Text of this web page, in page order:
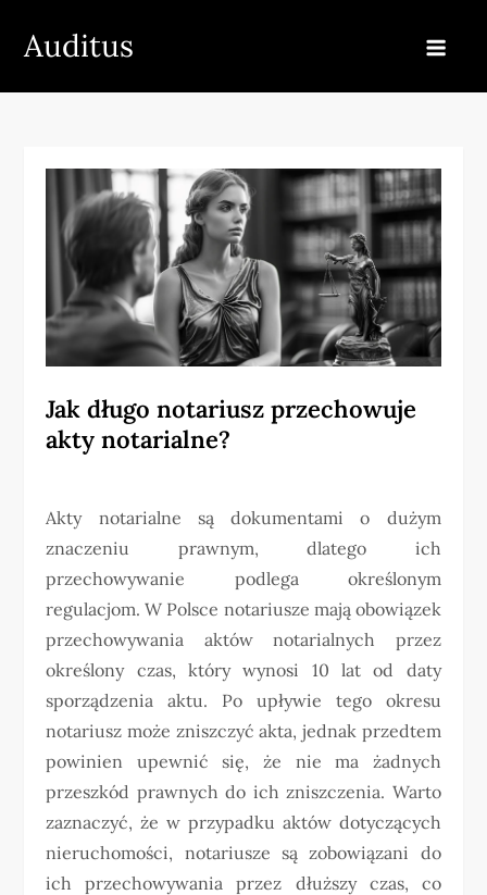
Auditus
Jak długo notariusz przechowuje
akty notarialne?
Akty notarialne są dokumentami o dużym
znaczeniu prawnym, dlatego ich
przechowywanie podlega określonym
regulacjom. W Polsce notariusze mają obowiązek
przechowywania aktów notarialnych przez
określony czas, który wynosi 10 lat od daty
sporządzenia aktu. Po upływie tego okresu
notariusz może zniszczyć akta, jednak przedtem
powinien upewnić się, że nie ma żadnych
przeszkód prawnych do ich zniszczenia. Warto
zaznaczyć, że w przypadku aktów dotyczących
nieruchomości, notariusze są zobowiązani do
ich przechowywania przez dłuższy czas, co